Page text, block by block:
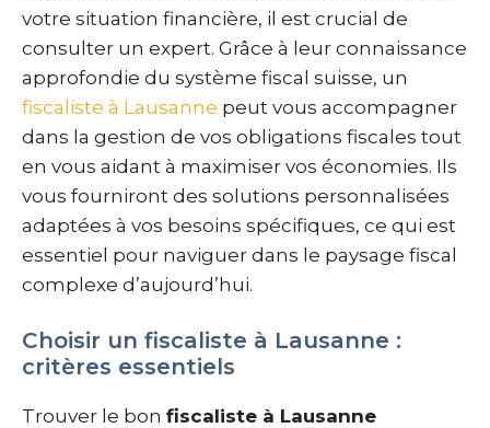
votre situation financière, il est crucial de
consulter un expert. Grâce à leur connaissance
approfondie du système fiscal suisse, un
fiscaliste à Lausanne peut vous accompagner
dans la gestion de vos obligations fiscales tout
en vous aidant à maximiser vos économies. Ils
vous fourniront des solutions personnalisées
adaptées à vos besoins spécifiques, ce qui est
essentiel pour naviguer dans le paysage fiscal
complexe d’aujourd’hui.
Choisir un fiscaliste à Lausanne :
critères essentiels
Trouver le bon fiscaliste à Lausanne